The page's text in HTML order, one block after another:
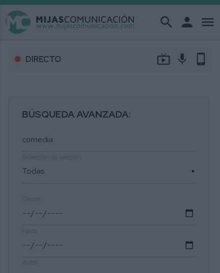
search person menu
DIRECTO live_tv mic phone_android
BÚSQUEDA AVANZADA:
▼